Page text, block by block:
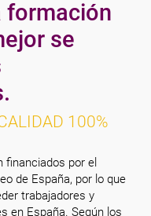
formación
se
100%
por el
de España, por lo que
trabajadores y
en España. Según los